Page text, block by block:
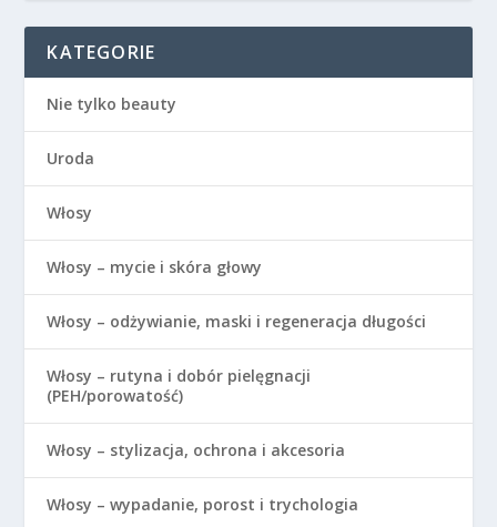
KATEGORIE
Nie tylko beauty
Uroda
Włosy
Włosy – mycie i skóra głowy
Włosy – odżywianie, maski i regeneracja długości
Włosy – rutyna i dobór pielęgnacji
(PEH/porowatość)
Włosy – stylizacja, ochrona i akcesoria
Włosy – wypadanie, porost i trychologia